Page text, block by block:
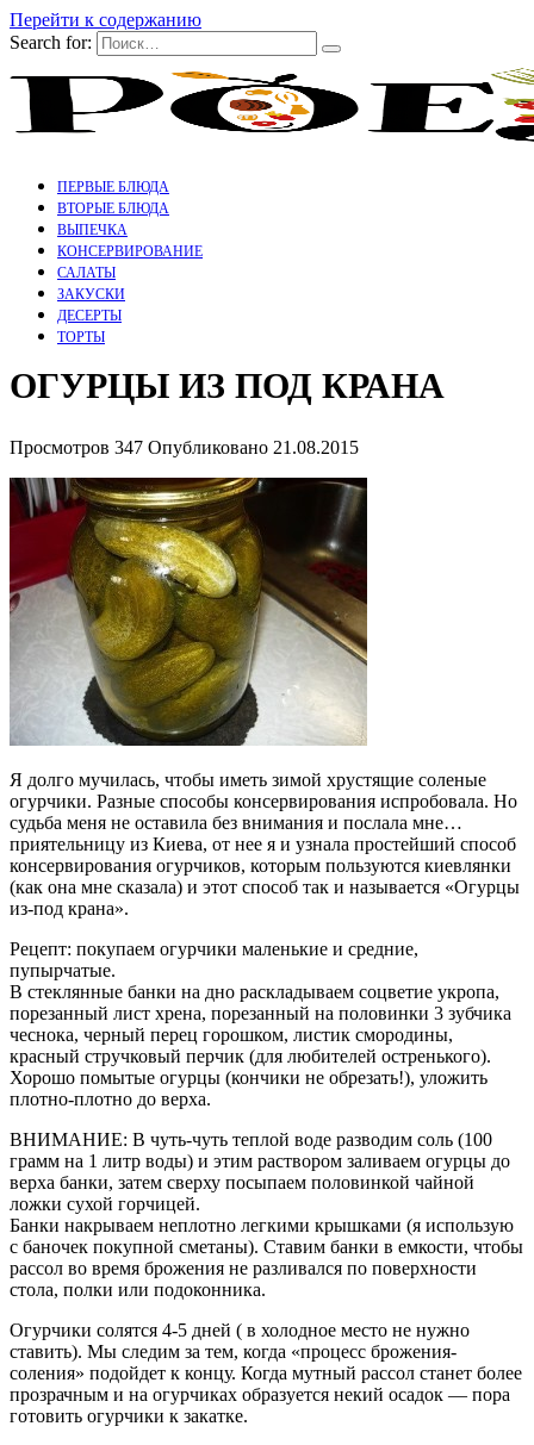
Перейти к содержанию
Search for:
ПЕРВЫЕ БЛЮДА
ВТОРЫЕ БЛЮДА
ВЫПЕЧКА
КОНСЕРВИРОВАНИЕ
САЛАТЫ
ЗАКУСКИ
ДЕСЕРТЫ
ТОРТЫ
ОГУРЦЫ ИЗ ПОД КРАНА
Просмотров 347 Опубликовано 21.08.2015
Я долго мучилась, чтобы иметь зимой хрустящие соленые
огурчики. Разные способы консервирования испробовала. Но
судьба меня не оставила без внимания и послала мне…
приятельницу из Киева, от нее я и узнала простейший способ
консервирования огурчиков, которым пользуются киевлянки
(как она мне сказала) и этот способ так и называется «Огурцы
из-под крана».
Рецепт: покупаем огурчики маленькие и средние,
пупырчатые.
В стеклянные банки на дно раскладываем соцветие укропа,
порезанный лист хрена, порезанный на половинки 3 зубчика
чеснока, черный перец горошком, листик смородины,
красный стручковый перчик (для любителей остренького).
Хорошо помытые огурцы (кончики не обрезать!), уложить
плотно-плотно до верха.
ВНИМАНИЕ: В чуть-чуть теплой воде разводим соль (100
грамм на 1 литр воды) и этим раствором заливаем огурцы до
верха банки, затем сверху посыпаем половинкой чайной
ложки сухой горчицей.
Банки накрываем неплотно легкими крышками (я использую
с баночек покупной сметаны). Ставим банки в емкости, чтобы
рассол во время брожения не разливался по поверхности
стола, полки или подоконника.
Огурчики солятся 4-5 дней ( в холодное место не нужно
ставить). Мы следим за тем, когда «процесс брожения-
соления» подойдет к концу. Когда мутный рассол станет более
прозрачным и на огурчиках образуется некий осадок — пора
готовить огурчики к закатке.